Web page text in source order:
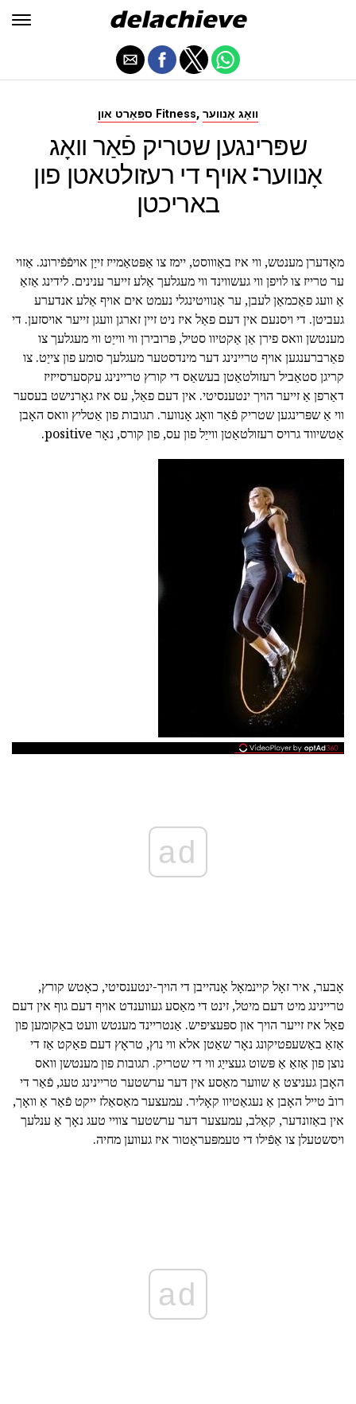
ספּאָרט און Fitness, וואָג אָנווער
שפּרינגען שטריק פֿאַר וואָג
אָנווער: אויף די רעזולטאטן פון
באריכטן
מאָדערן מענטש, ווי איז באַוווסט, יימז צו אַפּטאַמייז זייַן אויפֿפֿירונג. אַזוי
ער טרייז צו לויפן ווי געשווינד ווי מעגלעך אַלע זייער ענינים. לידינג אַזאַ
אַ וועג פאַכמאַן לעבן, ער אַנוויטינגלי נעמט אים אויף אַלע אנדערע
געביטן. די ויסנעם אין דעם פאַל איז ניט זיין זארגן וועגן זייער אויסזען. די
מענטשן וואס פירן אַן אַקטיוו סטיל, פּרובירן ווי ווייַט ווי מעגלעך צו
פאַרברענגען אויף טריינינג דער מינדסטער מעגלעך סומע פון צייַט. צו
קריגן סטאַביל רעזולטאַטן בעשאַס די קורץ טריינינג עקסערסייזיז
דאַרפן אַ זייער הויך ינטענסיטי. אין דעם פאַל, עס איז גאָרנישט בעסער
ווי אַ שפּרינגען שטריק פֿאַר וואָג אָנווער. תגובות פון אַטליץ וואס האָבן
אַטשיווד גרויס רעזולטאַטן ווייַל פון עס, פון קורס, נאָר positive.
ad
אָבער, איר זאָל קיינמאָל אָנהייבן די הויך-ינטענסיטי, כאָטש קורץ,
טריינינג מיט דעם מיטל, זינט די מאַסע געווענדט אויף דעם גוף אין דעם
פאַל איז זייער הויך און ספּעציפיש. אַנטריינד מענטש וועט באַקומען פון
אַזאַ באַשעפטיקונג נאָר שאַטן אלא ווי נוץ, טראָץ דעם פאַקט אַז די
נוצן פון אַזאַ אַ פּשוט געצייַג ווי די שטריק. תגובות פון מענטשן וואס
האָבן געניצט אַ שווער מאַסע אין דער ערשטער טריינינג טעג, פֿאַר די
רובֿ טייל האָבן אַ נעגאַטיוו קאָליר. עמעצער מאַסאַלז ייקט פֿאַר אַ וואָך,
אין באַזונדער, קאַלב, עמעצער דער ערשטער צוויי טעג נאָך אַ ענלעך
ויסשטעלן צו אַפֿילו די טעמפּעראַטור איז געווען מחיה.
ad